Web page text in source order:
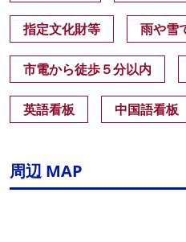
指定文化財等 雨や雪
市電から徒歩５分以内
英語看板 中国語看板
周辺 MAP